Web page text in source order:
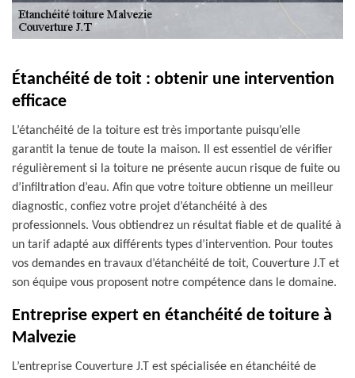
Étanchéité de toit : obtenir une intervention
efficace
L’étanchéité de la toiture est très importante puisqu’elle
garantit la tenue de toute la maison. Il est essentiel de vérifier
régulièrement si la toiture ne présente aucun risque de fuite ou
d’infiltration d’eau. Afin que votre toiture obtienne un meilleur
diagnostic, confiez votre projet d’étanchéité à des
professionnels. Vous obtiendrez un résultat fiable et de qualité à
un tarif adapté aux différents types d’intervention. Pour toutes
vos demandes en travaux d’étanchéité de toit, Couverture J.T et
son équipe vous proposent notre compétence dans le domaine.
Entreprise expert en étanchéité de toiture à
Malvezie
L’entreprise Couverture J.T est spécialisée en étanchéité de